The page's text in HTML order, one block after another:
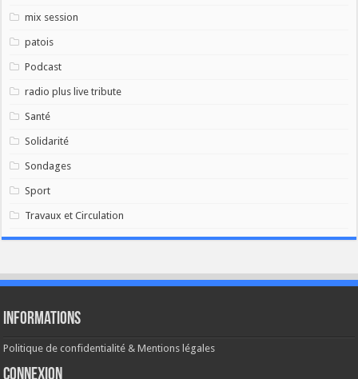
mix session
patois
Podcast
radio plus live tribute
Santé
Solidarité
Sondages
Sport
Travaux et Circulation
Informations
Politique de confidentialité & Mentions légales